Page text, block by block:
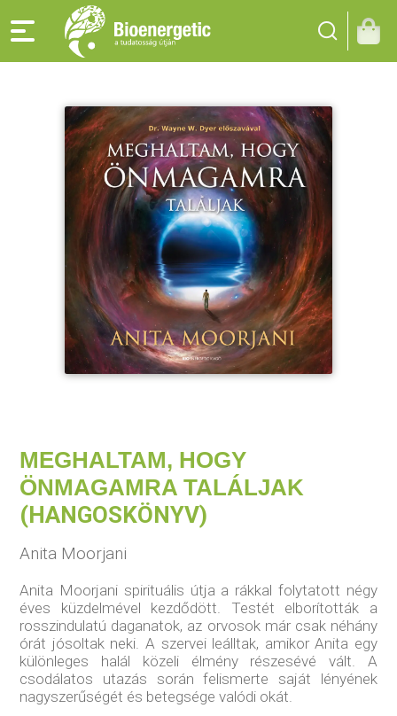
MEGHALTAM, HOGY
ÖNMAGAMRA TALÁLJAK
(HANGOSKÖNYV)
Anita Moorjani
Anita Moorjani spirituális útja a rákkal folytatott négy
éves küzdelmével kezdődött. Testét elborították a
rosszindulatú daganatok, az orvosok már csak néhány
órát jósoltak neki. A szervei leálltak, amikor Anita egy
különleges halál közeli élmény részesévé vált. A
csodálatos utazás során felismerte saját lényének
nagyszerűségét és betegsége valódi okát.